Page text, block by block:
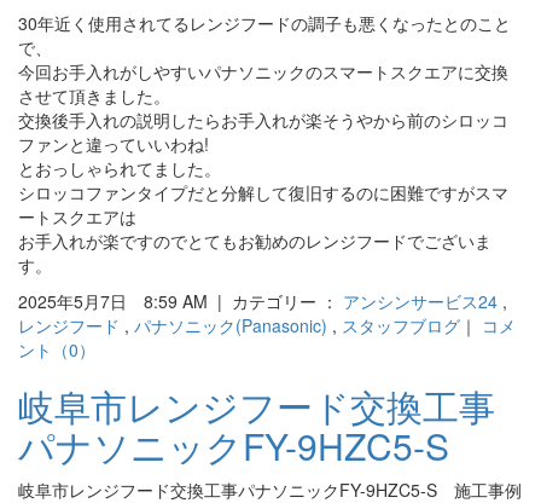
30年近く使用されてるレンジフードの調子も悪くなったとのこと
で、
今回お手入れがしやすいパナソニックのスマートスクエアに交換
させて頂きました。
交換後手入れの説明したらお手入れが楽そうやから前のシロッコ
ファンと違っていいわね!
とおっしゃられてました。
シロッコファンタイプだと分解して復旧するのに困難ですがスマ
ートスクエアは
お手入れが楽ですのでとてもお勧めのレンジフードでございま
す。
2025年5月7日 8:59 AM | カテゴリー ： アンシンサービス24 ,
レンジフード , パナソニック(Panasonic) , スタッフブログ ｜ コメ
ント（0）
岐阜市レンジフード交換工事
パナソニックFY-9HZC5-S
岐阜市レンジフード交換工事パナソニックFY-9HZC5-S 施工事例